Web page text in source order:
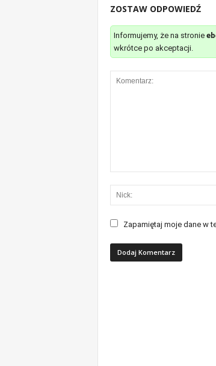
ZOSTAW ODPOWIEDŹ
Informujemy, że na stronie
wkrótce po akceptacji.
Zapamiętaj moje dane w